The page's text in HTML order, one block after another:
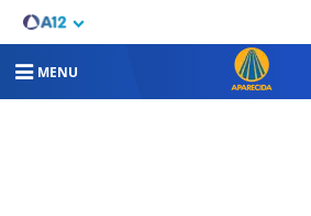
MENU